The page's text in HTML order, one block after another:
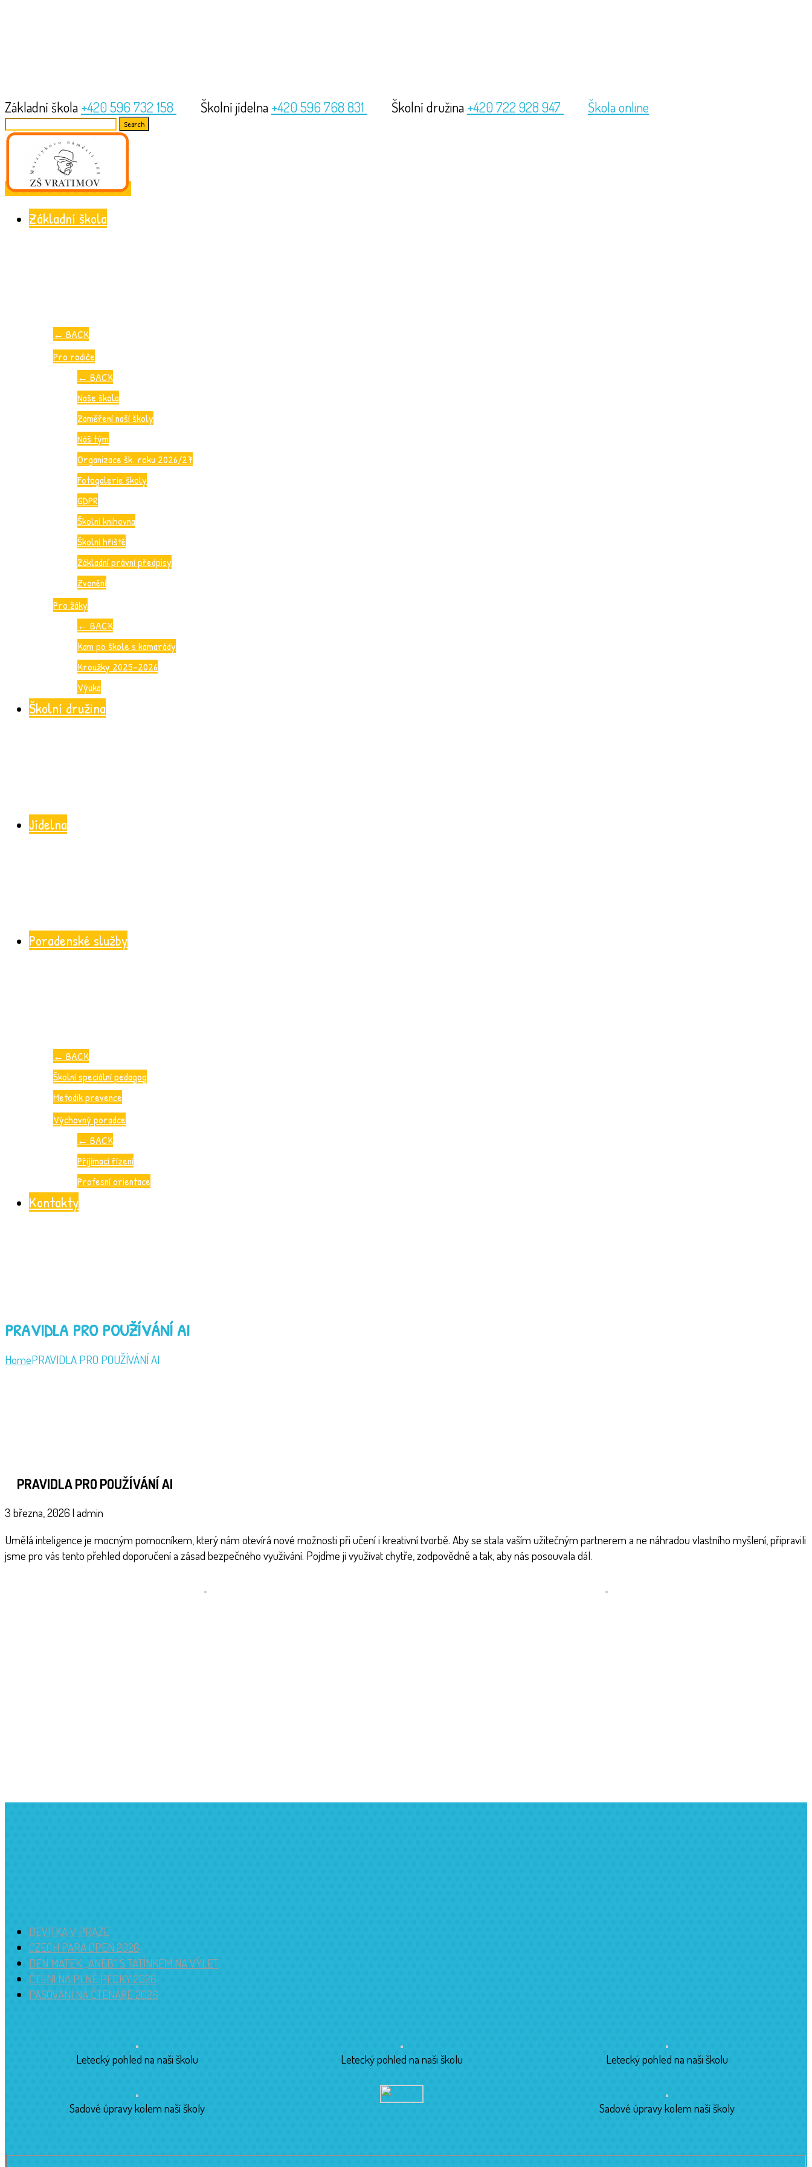
Základní škola +420 596 732 158 Školní jídelna +420 596 768 831 Školní družina +420 722 928 947 Škola online
Search
for:
Základní škola
← BACK
Pro rodiče
← BACK
Naše škola
Zaměření naší školy
Náš tým
Organizace šk. roku 2026/27
Fotogalerie školy
GDPR
Školní knihovna
Školní hřiště
Základní právní předpisy
Zvonění
Pro žáky
← BACK
Kam po škole s kamarády
Kroužky 2025-2026
Výuka
Školní družina
Jídelna
Poradenské služby
← BACK
Školní speciální pedagog
Metodik prevence
Výchovný poradce
← BACK
Přijímací řízení
Profesní orientace
Kontakty
PRAVIDLA PRO POUŽÍVÁNÍ AI
HomePRAVIDLA PRO POUŽÍVÁNÍ AI
PRAVIDLA PRO POUŽÍVÁNÍ AI
3 března, 2026 | admin
Umělá inteligence je mocným pomocníkem, který nám otevírá nové možnosti při učení i kreativní tvorbě. Aby se stala vaším užitečným partnerem a ne náhradou vlastního myšlení, připravili
jsme pro vás tento přehled doporučení a zásad bezpečného využívání. Pojďme ji využívat chytře, zodpovědně a tak, aby nás posouvala dál.
DEVÍTKA V PRAZE
CZECH PARA OPEN 2026
DEN MATEK „ANEB“ S TATÍNKEM NA VÝLET
ČTENÍ NA PLNÉ PECKY 2026
PASOVÁNÍ NA ČTENÁŘE 2026
Letecký pohled na naši školu Letecký pohled na naši školu Letecký pohled na naši školu
Sadové úpravy kolem naší školy Sadové úpravy kolem naší školy